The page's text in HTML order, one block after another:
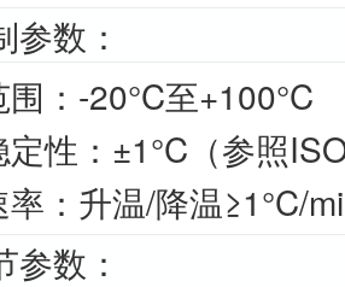
参数：
：-20°C至+100°C
性：±1°C（参照
：升温/降温≥1°C/
参数：